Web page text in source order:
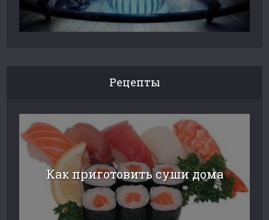
Рецепты
Как приготовить суши дома